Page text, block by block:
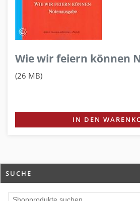
Wie wir feiern können
(26 MB)
IN DEN
SUCHE